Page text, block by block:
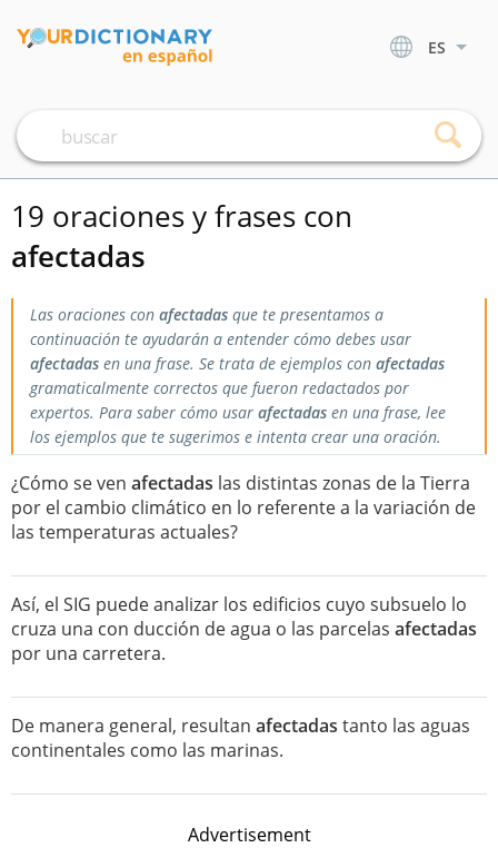
ES
19 oraciones y frases con
afectadas
Las oraciones con afectadas que te presentamos a
continuación te ayudarán a entender cómo debes usar
afectadas en una frase. Se trata de ejemplos con afectadas
gramaticalmente correctos que fueron redactados por
expertos. Para saber cómo usar afectadas en una frase, lee
los ejemplos que te sugerimos e intenta crear una oración.
¿Cómo se ven afectadas las distintas zonas de la Tierra
por el cambio climático en lo referente a la variación de
las temperaturas actuales?
Así, el SIG puede analizar los edificios cuyo subsuelo lo
cruza una con ducción de agua o las parcelas afectadas
por una carretera.
De manera general, resultan afectadas tanto las aguas
continentales como las marinas.
Advertisement